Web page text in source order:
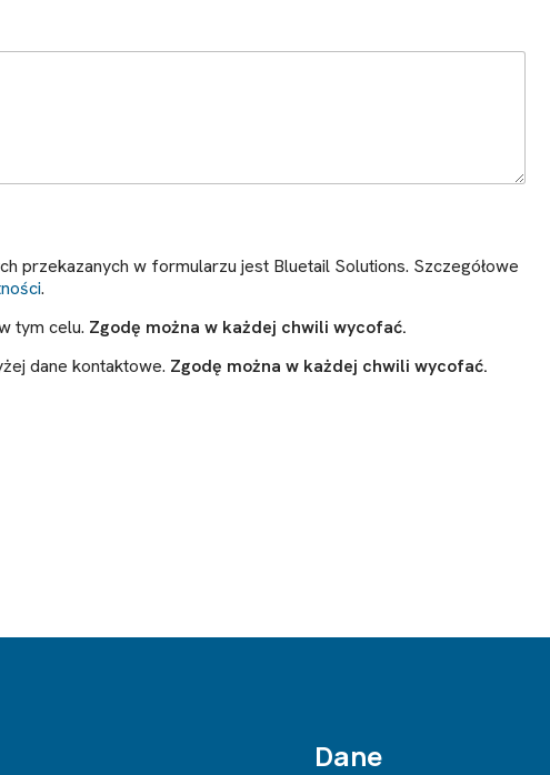
przekazanych w formularzu jest Bluetail Solutions. Szczegółowe
.
tym celu. Zgodę można w każdej chwili wycofać.
dane kontaktowe. Zgodę można w każdej chwili wycofać.
Dane